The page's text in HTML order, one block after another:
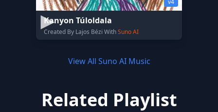
v4
Kanyon Túloldala
Created By Lajos Bézi WithSuno AI
View All Suno AI Music
Related Playlist